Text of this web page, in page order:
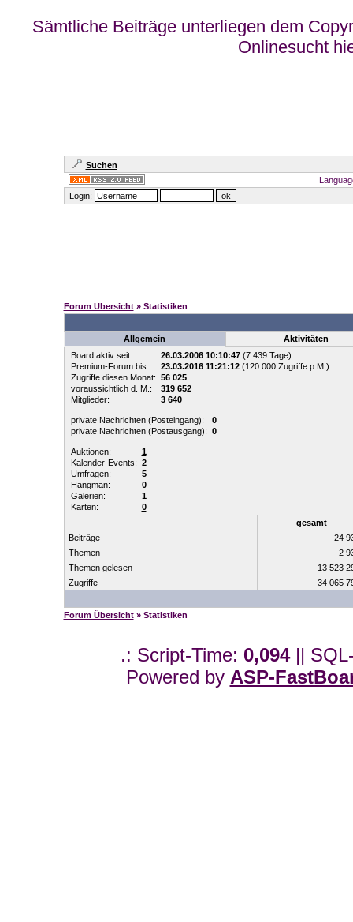
Sämtliche Beiträge unterliegen dem
Onlinesucht
Suchen
Login:
Forum Übersicht» Statistiken
Allgemein
Aktivitäten
Board aktiv seit:
26.03.2006 10:10:47(7 439 Tage)
Premium-Forum bis:
23.03.2016 11:21:12(120 000 Zugriffe p.M.)
Zugriffe diesen Monat: 56 025
voraussichtlich d. M.:
319 652
Mitglieder:
3 640
private Nachrichten (Posteingang):
0
private Nachrichten (Postausgang): 0
Auktionen:
1
Kalender-Events: 2
Umfragen:
5
Hangman:
0
Galerien:
1
Karten:
0
gesamt
Beiträge
24
Themen
2
Themen gelesen
13 523
Zugriffe
34 065
Forum Übersicht» Statistiken
.: Script-Time: 0,094||
Powered by ASP-